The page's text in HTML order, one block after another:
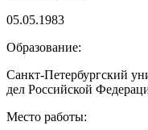
05.05.1983
Образование:
Санкт-Петербургский
дел Российской
Место работы: